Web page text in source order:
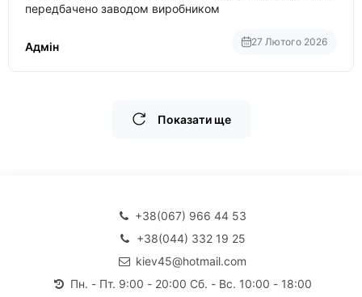
передбачено заводом виробником
Адмін 27 Лютого 2026
Показати ще
+38(067) 966 44 53
+38(044) 332 19 25
kiev45@hotmail.com
Пн. - Пт. 9:00 - 20:00 Сб. - Вс. 10:00 - 18:00